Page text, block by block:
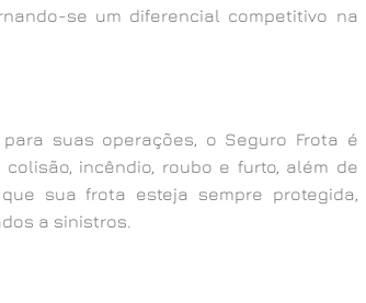
se um diferencial competitivo na
suas operações, o Seguro Frota é
incêndio, roubo e furto, além de
sua frota esteja sempre protegida,
a sinistros.